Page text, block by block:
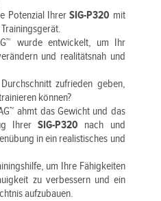
Potenzial IhrerSIG-P320 mit
wurde entwickelt, um Ihr
und realitätsnah und
zufrieden geben,
können?
ahmt das Gewicht und das
IhrerSIG-P320 nach und
in ein realistisches und
um Ihre Fähigkeiten
zu verbessern und ein
aufzubauen.